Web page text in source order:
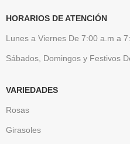
HORARIOS DE ATENCIÓN
Lunes a Viernes De 7:00 a.m a
Sábados, Domingos y Festivos
VARIEDADES
Rosas
Girasoles